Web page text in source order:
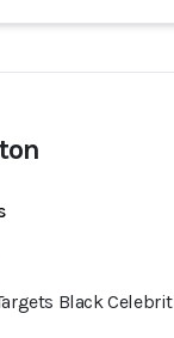
Black